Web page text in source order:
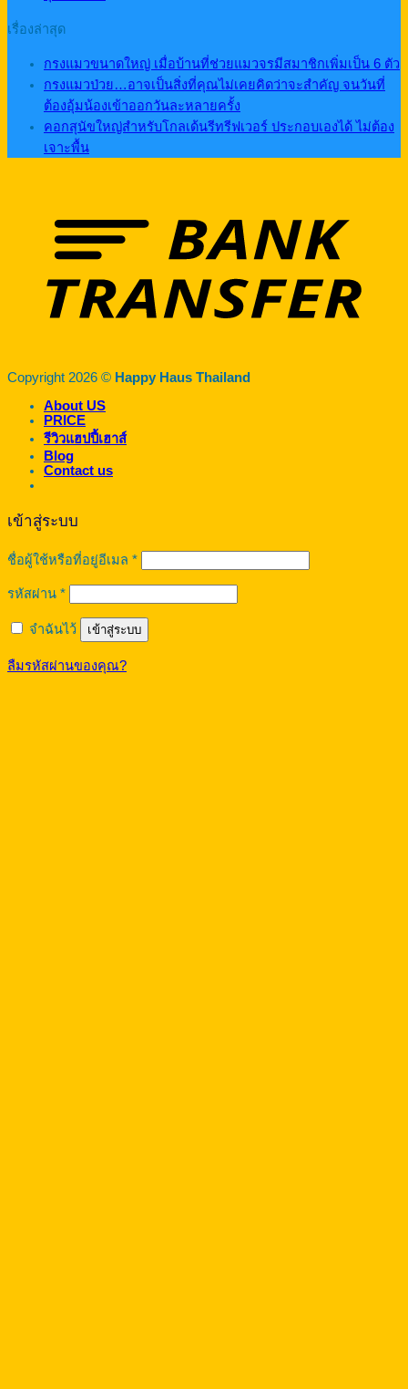
เรื่องล่าสุด
กรงแมวขนาดใหญ่ เมื่อบ้านที่ช่วยแมวจรมีสมาชิกเพิ่มเป็น 6 ตัว
กรงแมวป่วย…อาจเป็นสิ่งที่คุณไม่เคยคิดว่าจะสำคัญ จนวันที่
ต้องอุ้มน้องเข้าออกวันละหลายครั้ง
คอกสุนัขใหญ่สำหรับโกลเด้นรีทรีฟเวอร์ ประกอบเองได้ ไม่ต้อง
เจาะพื้น
Copyright 2026 © Happy Haus Thailand
About US
PRICE
รีวิวแฮปปี้เฮาส์
Blog
Contact us
เข้าสู่ระบบ
ชื่อผู้ใช้หรือที่อยู่อีเมล *ต้องการ
รหัสผ่าน *ต้องการ
จำฉันไว้ เข้าสู่ระบบ
ลืมรหัสผ่านของคุณ?